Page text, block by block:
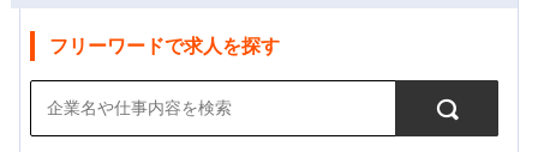
フリーワードで求人を探す